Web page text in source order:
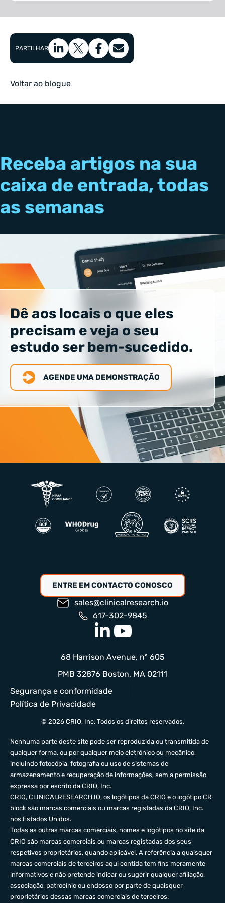
PARTILHAR
Voltar ao blogue
Receba artigos na sua
caixa de entrada, todas
as semanas
Dê aos locais o que eles
precisam e veja o seu
estudo ser bem-sucedido.
AGENDE UMA DEMONSTRAÇÃO
ENTRE EM CONTACTO CONOSCO
sales@clinicalresearch.io
617-302-9845
Segurança e conformidade
Política de Privacidade
© 2026 CRIO, Inc. Todos os direitos reservados.
68 Harrison Avenue, nº 605
PMB 32876 Boston, MA 02111
Nenhuma parte deste site pode ser reproduzida ou transmitida de
qualquer forma, ou por qualquer meio eletrónico ou mecânico,
incluindo fotocópia, fotografia ou uso de sistemas de
armazenamento e recuperação de informações, sem a permissão
expressa por escrito da CRIO, Inc.
CRIO, CLINICALRESEARCH.IO, os logótipos da CRIO e o logótipo CR
block são marcas comerciais ou marcas registadas da CRIO, Inc.
nos Estados Unidos.
Todas as outras marcas comerciais, nomes e logótipos no site da
CRIO são marcas comerciais ou marcas registadas dos seus
respetivos proprietários, quando aplicável. A referência a quaisquer
marcas comerciais de terceiros aqui contida tem fins meramente
informativos e não pretende indicar ou sugerir qualquer afiliação,
associação, patrocínio ou endosso por parte de quaisquer
proprietários dessas marcas comerciais de terceiros.